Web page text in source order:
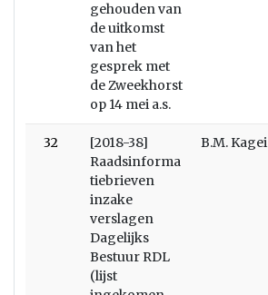
gehouden van
de uitkomst
van het
gesprek met
de Zweekhorst
op 14 mei a.s.
32
[2018-38]
Raadsinforma
tiebrieven
inzake
verslagen
Dagelijks
Bestuur RDL
(lijst
B.M. Kagei